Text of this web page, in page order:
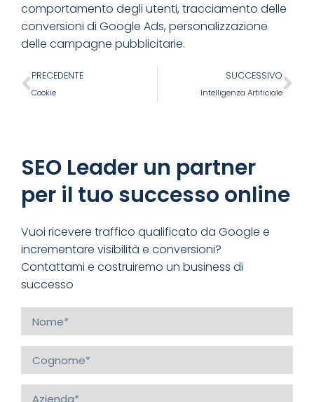
comportamento degli utenti, tracciamento delle
conversioni di Google Ads, personalizzazione
delle campagne pubblicitarie.
PRECEDENTE
Cookie
SUCCESSIVO
Intelligenza Artificiale
SEO Leader un partner
per il tuo successo online
Vuoi ricevere traffico qualificato da Google e
incrementare visibilità e conversioni?
Contattami e costruiremo un business di
successo